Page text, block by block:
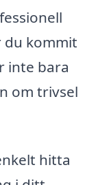
du kommit
inte bara
om trivsel
hitta